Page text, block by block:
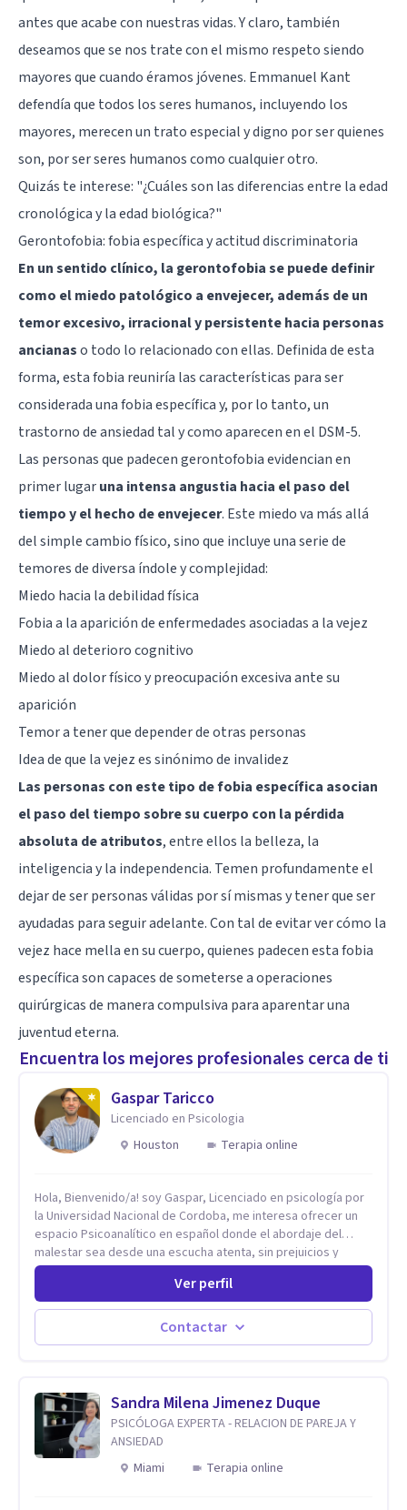
antes que acabe con nuestras vidas. Y claro, también
deseamos que se nos trate con el mismo respeto siendo
mayores que cuando éramos jóvenes. Emmanuel Kant
defendía que todos los seres humanos, incluyendo los
mayores, merecen un trato especial y digno por ser quienes
son, por ser seres humanos como cualquier otro.
Quizás te interese: "¿Cuáles son las diferencias entre la edad
cronológica y la edad biológica?"
Gerontofobia: fobia específica y actitud discriminatoria
En un sentido clínico, la gerontofobia se puede definir
como el miedo patológico a envejecer, además de un
temor excesivo, irracional y persistente hacia personas
ancianaso todo lo relacionado con ellas. Definida de esta
forma, esta fobia reuniría las características para ser
considerada unafobia específicay, por lo tanto, un
trastorno de ansiedad tal y como aparecen en el DSM-5.
Las personas que padecen gerontofobia evidencian en
primer lugaruna intensa angustia hacia el paso del
tiempo y el hecho de envejecer. Este miedo va más allá
del simple cambio físico, sino que incluye una serie de
temores de diversa índole y complejidad:
Miedo hacia la debilidad física
Fobia a la aparición de enfermedades asociadas a la vejez
Miedo al deterioro cognitivo
Miedo al dolor físico y preocupación excesiva ante su
aparición
Temor a tener que depender de otras personas
Idea de que la vejez es sinónimo de invalidez
Las personas con este tipo de fobia específica asocian
el paso del tiempo sobre su cuerpo con la pérdida
absoluta de atributos, entre ellos la belleza, la
inteligencia y la independencia. Temen profundamente el
dejar de ser personas válidas por sí mismas y tener que ser
ayudadas para seguir adelante. Con tal de evitar ver cómo la
vejez hace mella en su cuerpo, quienes padecen esta fobia
específica son capaces de someterse a operaciones
quirúrgicas de manera compulsiva para aparentar una
juventud eterna.
Encuentra los mejores profesionales cerca de ti
Gaspar Taricco
Licenciado en Psicologia
Houston
Terapia online
Hola, Bienvenido/a! soy Gaspar, Licenciado en psicología por
la Universidad Nacional de Cordoba, me interesa ofrecer un
espacio Psicoanalítico en español donde el abordaje del
malestar sea desde una escucha atenta, sin prejuicios y
rescatando lo singular de cada caso, sin caer en etiquetas.
Considero que todas las personas en algún momento pueden
sufrir y cada una por cuestiones particulares, es en mi
espacio donde se le dará un lugar a esas cuestiones
singulares de cada uno, para luego generar cambios. Soy una
investigo. Siempre en la búsqueda de ser un mejor
profesional.
Ver perfil
Contactar
Sandra Milena Jimenez Duque
PSICÓLOGA EXPERTA - RELACION DE PAREJA Y
ANSIEDAD
Miami
Terapia online